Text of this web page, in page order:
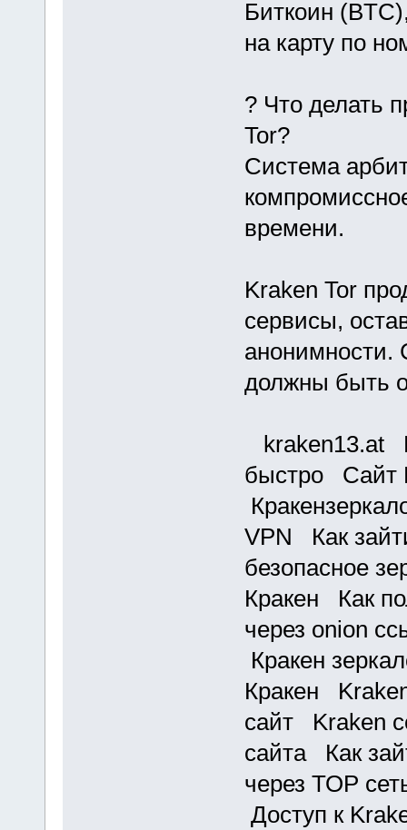
Биткоин
на карту по
? Что делать
Tor?
Система
времени.
Kraken Tor
сервисы,
анонимности.
должны быть
kraken13.at
быстро Сайт
VPN Как
безопасное
Кракен Как
через onion
Кракен
Кракен
сайт Kraken
сайта Как
через ТОР
Доступ к